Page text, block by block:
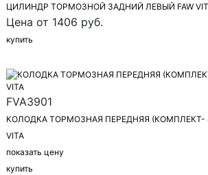
ЦИЛИНДР ТОРМОЗНОЙ ЗАДНИЙ ЛЕВЫЙ FAW
Цена от 1406 руб.
купить
FVA3901
КОЛОДКА ТОРМОЗНАЯ ПЕРЕДНЯЯ (КОМПЛЕКТ-
VITA
показать цену
купить